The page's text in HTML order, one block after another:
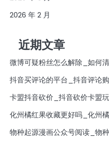
2026 年 2 月
近期文章
微博可疑粉丝怎么解除_如何
抖音买评论的平台_抖音评论
卡盟抖音砍价_抖音砍价卡盟
化州橘红果收藏更好吗_化州
物种起源漫画公众号阅读_物